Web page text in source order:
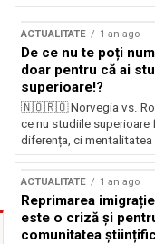
ACTUALITATE 1 an ago
De ce nu te poți
doar pentru că ai
superioare!?
🇳🇴🇷🇴 Norvegia vs.
ce nu studiile superioare
diferența, ci
ACTUALITATE 1 an ago
Reprimarea
este o criză și
comunitatea